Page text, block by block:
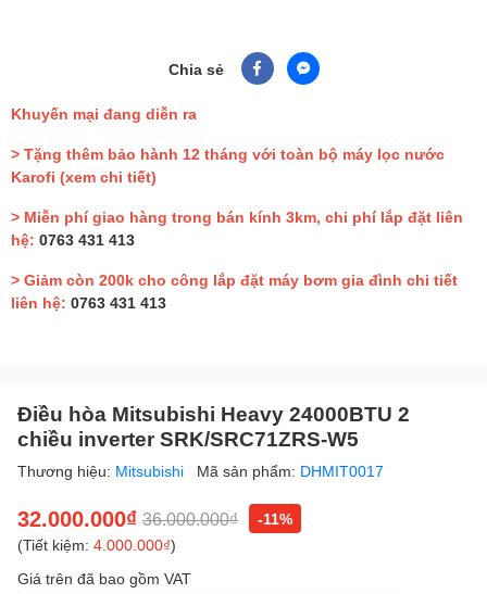
Chia sẻ
Khuyến mại đang diễn ra
> Tặng thêm bảo hành 12 tháng với toàn bộ máy lọc nước
Karofi (xem chi tiết)
> Miễn phí giao hàng trong bán kính 3km, chi phí lắp đặt liên
hệ: 0763 431 413
> Giảm còn 200k cho công lắp đặt máy bơm gia đình chi tiết
liên hệ: 0763 431 413
Điều hòa Mitsubishi Heavy 24000BTU 2
chiều inverter SRK/SRC71ZRS-W5
Thương hiệu: Mitsubishi Mã sản phẩm: DHMIT0017
32.000.000₫ 36.000.000₫
-11%
(Tiết kiệm: 4.000.000₫)
Giá trên đã bao gồm VAT